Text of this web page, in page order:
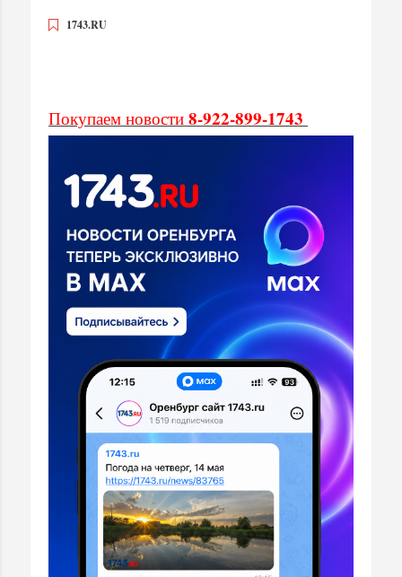
1743.RU
Покупаем новости 8-922-899-1743